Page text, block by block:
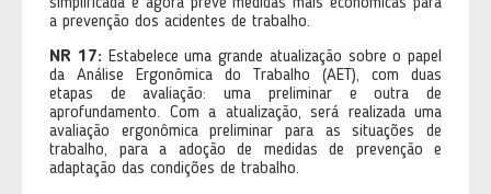
a prevenção dos acidentes de trabalho.
NR 17: Estabelece uma grande atualização sobre o papel
da Análise Ergonômica do Trabalho (AET), com duas
etapas de avaliação: uma preliminar e outra de
aprofundamento. Com a atualização, será realizada uma
avaliação ergonômica preliminar para as situações de
trabalho, para a adoção de medidas de prevenção e
adaptação das condições de trabalho.